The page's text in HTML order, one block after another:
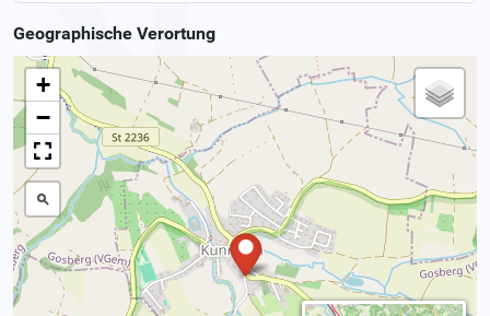
Geographische Verortung
+
−